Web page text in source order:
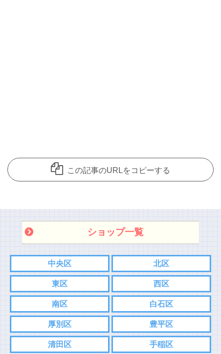
この記事のURLをコピーする
ショップ一覧
中央区 北区
東区 西区
南区 白石区
厚別区 豊平区
清田区 手稲区